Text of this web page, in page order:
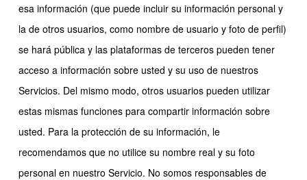
esa información (que puede incluir su información personal y
la de otros usuarios, como nombre de usuario y foto de perfil)
se hará pública y las plataformas de terceros pueden tener
acceso a información sobre usted y su uso de nuestros
Servicios. Del mismo modo, otros usuarios pueden utilizar
estas mismas funciones para compartir información sobre
usted. Para la protección de su información, le
recomendamos que no utilice su nombre real y su foto
personal en nuestro Servicio. No somos responsables de